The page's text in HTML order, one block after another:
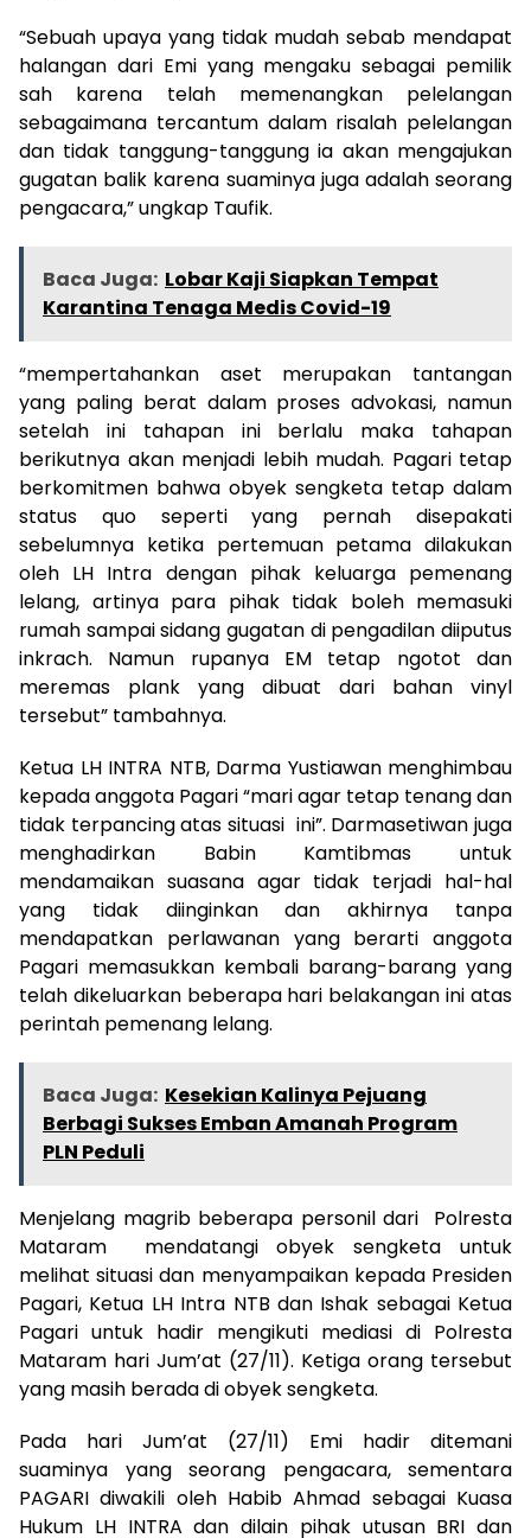
“Sebuah upaya yang tidak mudah sebab mendapat
halangan dari Emi yang mengaku sebagai pemilik
sah karena telah memenangkan pelelangan
sebagaimana tercantum dalam risalah pelelangan
dan tidak tanggung-tanggung ia akan mengajukan
gugatan balik karena suaminya juga adalah seorang
pengacara,” ungkap Taufik.
Baca Juga: Lobar Kaji Siapkan Tempat
Karantina Tenaga Medis Covid-19
“mempertahankan aset merupakan tantangan
yang paling berat dalam proses advokasi, namun
setelah ini tahapan ini berlalu maka tahapan
berikutnya akan menjadi lebih mudah. Pagari tetap
berkomitmen bahwa obyek sengketa tetap dalam
status quo seperti yang pernah disepakati
sebelumnya ketika pertemuan petama dilakukan
oleh LH Intra dengan pihak keluarga pemenang
lelang, artinya para pihak tidak boleh memasuki
rumah sampai sidang gugatan di pengadilan diiputus
inkrach. Namun rupanya EM tetap ngotot dan
meremas plank yang dibuat dari bahan vinyl
tersebut” tambahnya.
Ketua LH INTRA NTB, Darma Yustiawan menghimbau
kepada anggota Pagari “mari agar tetap tenang dan
tidak terpancing atas situasi ini”. Darmasetiwan juga
menghadirkan Babin Kamtibmas untuk
mendamaikan suasana agar tidak terjadi hal-hal
yang tidak diinginkan dan akhirnya tanpa
mendapatkan perlawanan yang berarti anggota
Pagari memasukkan kembali barang-barang yang
telah dikeluarkan beberapa hari belakangan ini atas
perintah pemenang lelang.
Baca Juga: Kesekian Kalinya Pejuang
Berbagi Sukses Emban Amanah Program
PLN Peduli
Menjelang magrib beberapa personil dari Polresta
Mataram mendatangi obyek sengketa untuk
melihat situasi dan menyampaikan kepada Presiden
Pagari, Ketua LH Intra NTB dan Ishak sebagai Ketua
Pagari untuk hadir mengikuti mediasi di Polresta
Mataram hari Jum’at (27/11). Ketiga orang tersebut
yang masih berada di obyek sengketa.
Pada hari Jum’at (27/11) Emi hadir ditemani
suaminya yang seorang pengacara, sementara
PAGARI diwakili oleh Habib Ahmad sebagai Kuasa
Hukum LH INTRA dan dilain pihak utusan BRI dan